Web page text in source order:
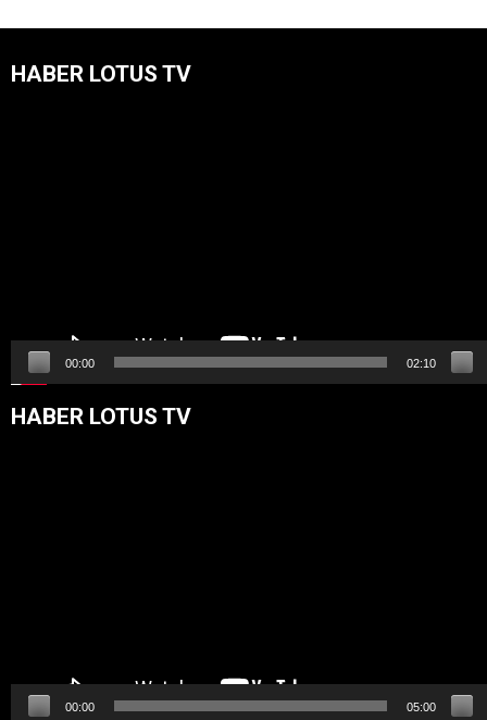
HABER LOTUS TV
00:00 02:10
HABER LOTUS TV
00:00 05:00